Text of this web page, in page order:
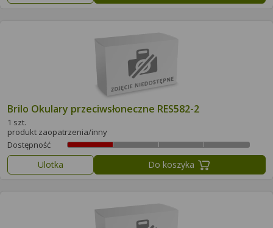
Brilo Okulary przeciwsłoneczne RES582-2
1 szt.
produkt zaopatrzenia/inny
Dostępność
Ulotka Do koszyka